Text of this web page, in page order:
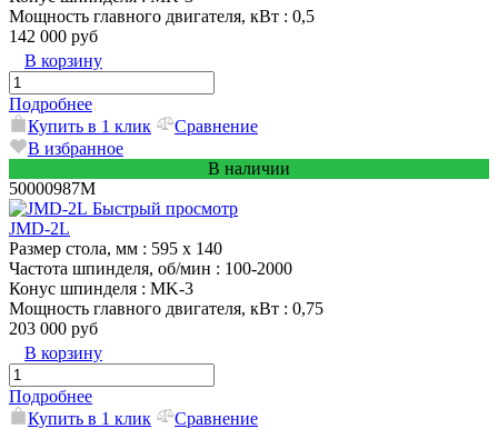
Мощность главного двигателя, кВт : 0,5
142 000 руб
В корзину
Подробнее
Купить в 1 клик
Сравнение
В избранное
В наличии
50000987M
Быстрый просмотр
JMD-2L
Размер стола, мм : 595 x 140
Частота шпинделя, об/мин : 100-2000
Конус шпинделя : MK-3
Мощность главного двигателя, кВт : 0,75
203 000 руб
В корзину
Подробнее
Купить в 1 клик
Сравнение